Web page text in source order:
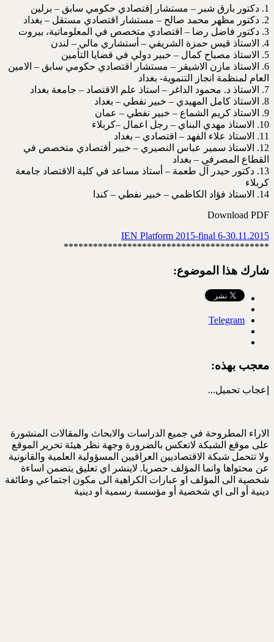
1. دكتور بارق شبر – مستشار إقتصادي حكومي سابق – برلين
2. دكتور مظهر محمد صالح – مستشار اقتصادي مستقل – بغداد
3. دكتور فاضل رضا – اقتصادي متخصص في المعلوماتية، بيروت
4. الاستاذ قيس حمزة الشريفي – أستشاري مالي – لندن
5. الاستاذ مصباح كمال – خبير دولي في قضايا التأمين
6. الاستاذ مازن الاشيقر – مستشار اقتصادي حكومي سابق – الامين
العام لمنظمة انجاز التنموية- بغداد
7. الاستاذ د. محمود الداغر – استاذ علم الاقتصاد – جامعة بغداد
8. الاستاذ كامل المهيدي – خبير نفطي – بغداد
9. الاستاذ كريم الشماع – خبير نفطي – عمان
10. الاستاذ مهدي البناي – رجل اعمال –كربلاء
11. الاستاذ علاء الفهد – اقتصادي – بغداد
12. الاستاذ سمير عباس النصيري – خبير أقتصادي متخصص في
القطاع المصرفي – بغداد
13. دكتور حيدر آل طعمة – أستاذ مساعد في كلية الاقتصاد جامعة
كربلاء
14. الاستاذ فؤاد الكاظمي – خبير نفطي – كندا
Download PDF
IEN Platform 2015-final 6-30.11.2015
******************************************
شارك هذا الموضوع:
Telegram
معجب بهذه:
إعجاب تحميل...
الاراء المطروحة في جميع الدراسات والابحاث والمقالات المنشورة
على موقع الشبكة لاتعكس بالضرورة وجهة نظر هيئة تحرير الموقع
ولا تتحمل شبكة الاقتصاديين العراقيين المسؤولية العلمية والقانونية
عن محتواها وانما المؤلف حصريا. لاينشر اي تعليق يتضمن اساءة
شخصية الى المؤلف او عبارات الكراهية الى مكون اجتماعي وطائفة
دينية أو الى اي شخصية أو مؤسسة رسمية او دينية